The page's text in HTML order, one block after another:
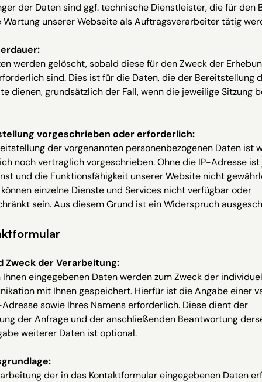
der Daten sind ggf. technische Dienstleister, die für den
Wartung unserer Webseite als Auftragsverarbeiter tätig
werden gelöscht, sobald diese für den Zweck der
sind. Dies ist für die Daten, die der Bereitstellung
dienen, grundsätzlich der Fall, wenn die jeweilige Sitzung
vorgeschrieben oder erforderlich:
der vorgenannten personenbezogenen Daten ist
noch vertraglich vorgeschrieben. Ohne die IP-Adresse
und die Funktionsfähigkeit unserer Website nicht
einzelne Dienste und Services nicht verfügbar oder
sein. Aus diesem Grund ist ein Widerspruch
Zweck der Verarbeitung:
Ihnen eingegebenen Daten werden zum Zweck der
mit Ihnen gespeichert. Hierfür ist die Angabe einer
sowie Ihres Namens erforderlich. Diese dient der
der Anfrage und der anschließenden Beantwortung
weiterer Daten ist optional.
der in das Kontaktformular eingegebenen Daten